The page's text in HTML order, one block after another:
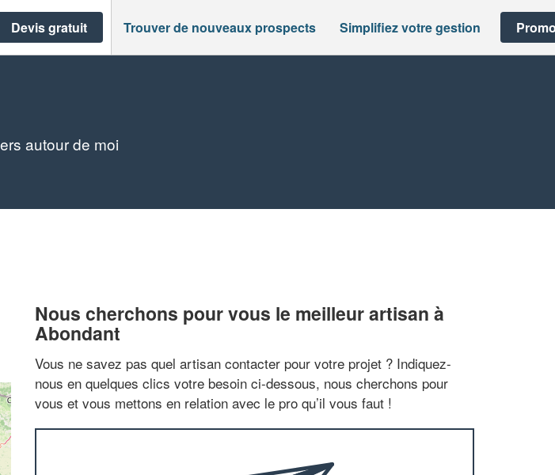
Devis gratuit Trouver de nouveaux prospects Simplifiez votre gestion
autour de moi
Nous cherchons pour vous le meilleur artisan à
Abondant
Vous ne savez pas quel artisan contacter pour votre projet ? Indiquez-
nous en quelques clics votre besoin ci-dessous, nous cherchons pour
vous et vous mettons en relation avec le pro qu’il vous faut !